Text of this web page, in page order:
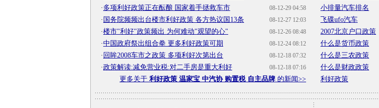
08-12-29 04:58
· 多项利好政策正在酝酿 国家着手拯救车市
08-12-27 12:03
· 国务院频频出台楼市利好政策 各方热议国13条
08-12-26 08:48
·楼市"利好"政策频出 为何难动"观望的心"
08-12-24 08:12
·中国政府祭出组合拳 更多利好政策可期
08-12-18 07:32
· 回眸2008车市之政策 多项利好次第出台
08-12-18 07:16
·政策解读:减免营业税:对二手房是重大利好
更多关于 利好政策 温家宝 中汽协 购置税 自主品牌 的新闻>>
小排量汽车排名
飞碟ufo汽车
2007北京户口政策
什么是货币政策
什么是三农政策
什么是财政政策
利好政策